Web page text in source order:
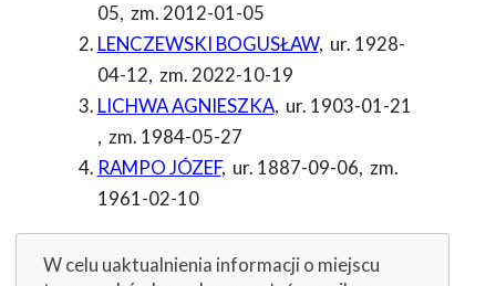
05, zm. 2012-01-05
LENCZEWSKI BOGUSŁAW, ur. 1928-
04-12, zm. 2022-10-19
LICHWA AGNIESZKA, ur. 1903-01-21
, zm. 1984-05-27
RAMPO JÓZEF, ur. 1887-09-06, zm.
1961-02-10
W celu uaktualnienia informacji o miejscu